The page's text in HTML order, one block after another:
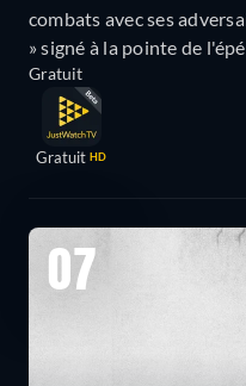
combats avec ses
» signé à la pointe de
Gratuit
Gratuit HD
07